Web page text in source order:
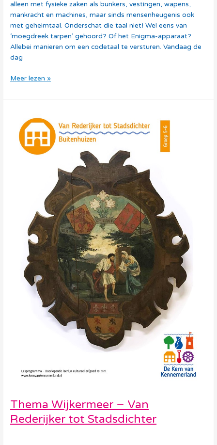
alleen met fysieke zaken als bunkers, vestingen, wapens,
mankracht en machines, maar sinds mensenheugenis ook
met geheimtaal. Onderschat die taal niet! Wel eens van
‘moegdreek tarpen’ gehoord? Of het Enigma-apparaat?
Allebei manieren om een codetaal te versturen. Vandaag de
dag
Meer lezen »
Thema Wijkermeer – Van
Rederijker tot Stadsdichter
Wijkermeer
Van
Rederijker